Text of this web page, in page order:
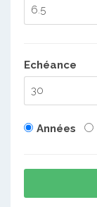
Echéance
Années